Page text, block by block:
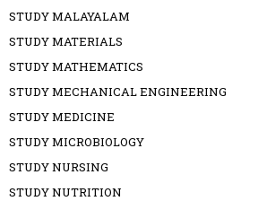
STUDY MALAYALAM
STUDY MATERIALS
STUDY MATHEMATICS
STUDY MECHANICAL ENGINEERING
STUDY MEDICINE
STUDY MICROBIOLOGY
STUDY NURSING
STUDY NUTRITION